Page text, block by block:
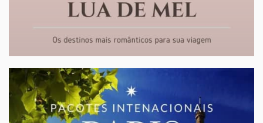
LUA DE MEL
Os melhores destinos
Para a viagem mais esperada de sua vida!